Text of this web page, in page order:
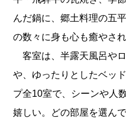
んだ鍋に、郷土料理の五
の数々に身も心も癒やさ
客室は、半露天風呂や
や、ゆったりとしたベッ
プ全10室で、シーンや人
嬉しい。どの部屋を選ん